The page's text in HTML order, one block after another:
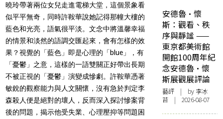
曉玲帶著兩位女兒走進電梯大堂，這個景象看
似平平無奇，同時許鞍華說她記得那幢大樓的
藍色和光亮，語氣很平淡。文念中將溫馨幸福
的情景和淡然的語調交匯起來，會有怎樣的效
果？視覺的「藍色」即是心理的「blue」，有
「憂鬱」之意，這樣的一語雙關正好帶出長期
不被正視的「憂鬱」演變成慘劇。許鞍華憑著
敏銳的觀察能力與人文關懷，沒有急於判定李
森殺人便是絕對的壞人，反而深入探討慘案背
後的問題，揭示他受失業、心理壓抑等問題困
安德魯·懷
斯：觀看、秩
序與靜謐 ——
東京都美術館
開館100周年紀
念安德魯·懷
斯展觀展評論
藝評 | by 李冰
苔 | 2026-08-07